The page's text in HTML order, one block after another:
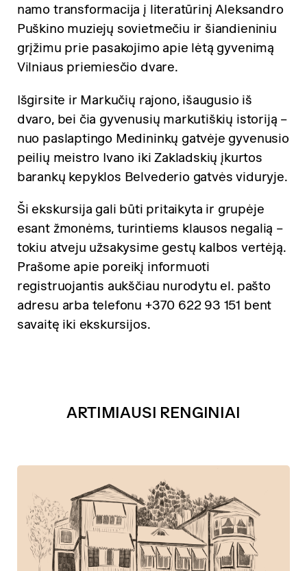
namo transformacija į literatūrinį Aleksandro
Puškino muziejų sovietmečiu ir šiandieniniu
grįžimu prie pasakojimo apie lėtą gyvenimą
Vilniaus priemiesčio dvare.
Išgirsite ir Markučių rajono, išaugusio iš
dvaro, bei čia gyvenusių markutiškių istoriją –
nuo paslaptingo Medininkų gatvėje gyvenusio
peilių meistro Ivano iki Zakladskių įkurtos
barankų kepyklos Belvederio gatvės viduryje.
Ši ekskursija gali būti pritaikyta ir grupėje
esant žmonėms, turintiems klausos negalią –
tokiu atveju užsakysime gestų kalbos vertėją.
Prašome apie poreikį informuoti
registruojantis aukščiau nurodytu el. pašto
adresu arba telefonu +370 622 93 151 bent
savaitę iki ekskursijos.
ARTIMIAUSI RENGINIAI